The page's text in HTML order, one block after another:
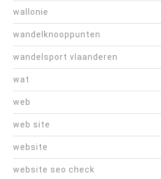
wallonie
wandelknooppunten
wandelsport vlaanderen
wat
web
web site
website
website seo check